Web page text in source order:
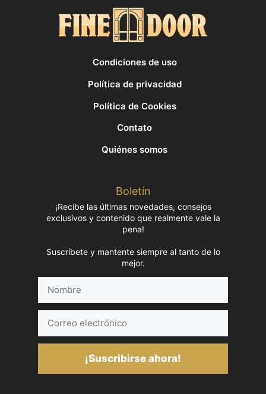
Condiciones de uso
Política de privacidad
Política de Cookies
Contato
Quiénes somos
Boletín
¡Recibe las últimas novedades, consejos
exclusivos y contenido que realmente vale la
pena!
Suscríbete y mantente siempre al tanto de lo
mejor.
electrónico
¡Suscribirse ahora!